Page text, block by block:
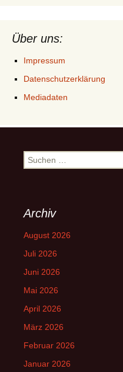
Über uns:
Impressum
Datenschutzerklärung
Mediadaten
Suchen
nach:
Archiv
August 2026
Juli 2026
Juni 2026
Mai 2026
April 2026
März 2026
Februar 2026
Januar 2026